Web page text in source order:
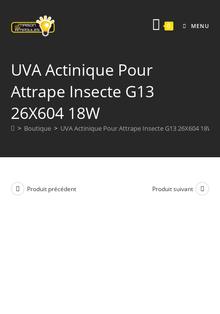
content
0 MENU
UVA Actinique Pour
Attrape Insecte G13
26X604 18W
> Boutique > UVA Actinique Pour Attrape Insecte G13 26X604 18W
Produit précédent Produit suivant